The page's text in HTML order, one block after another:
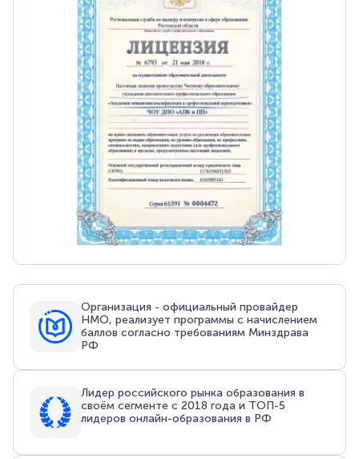
Организация - официальный провайдер
НМО, реализует программы с начислением
баллов согласно требованиям Минздрава
РФ
Лидер российского рынка образования в
своём сегменте с 2018 года и ТОП-5
лидеров онлайн-образования в РФ